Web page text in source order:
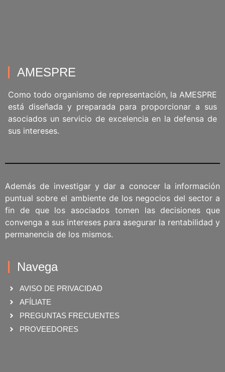
AMESPRE
Como todo organismo de representación, la AMESPRE
está diseñada y preparada para proporcionar a sus
asociados un servicio de excelencia en la defensa de
sus intereses.
Además de investigar y dar a conocer la información
puntual sobre el ambiente de los negocios del sector a
fin de que los asociados tomen las decisiones que
convenga a sus intereses para asegurar la rentabilidad y
permanencia de los mismos.
Navega
AVISO DE PRIVACIDAD
AFÍLIATE
PREGUNTAS FRECUENTES
PROVEEDORES